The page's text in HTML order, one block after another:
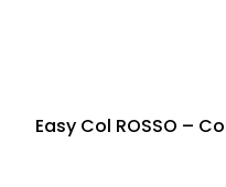
Easy Col ROSSO –